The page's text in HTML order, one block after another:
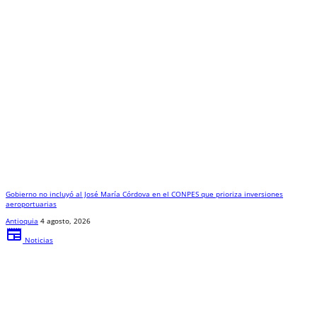
Gobierno no incluyó al José María Córdova en el CONPES que prioriza inversiones
aeroportuarias
Antioquia 4 agosto, 2026
newspaper Noticias